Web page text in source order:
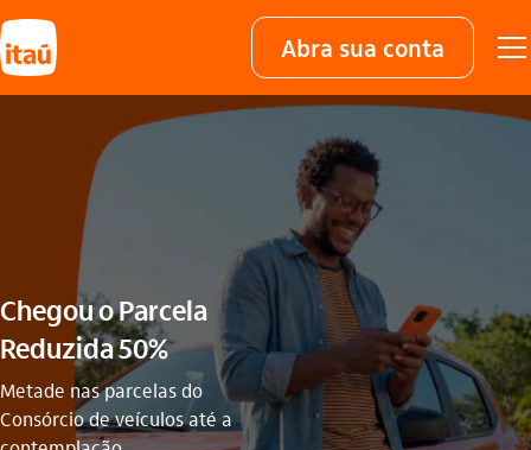
Abra sua conta
Chegou o Parcela
Reduzida 50%
Metade nas parcelas do
Consórcio de veículos até a